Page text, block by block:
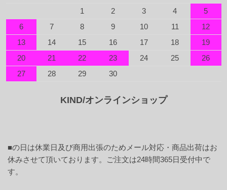
1
2 3 4
5
6
7 8 9 10 11
12
13
14 15 16 17 18
19
20
21 22 23 24 25
26
27
28 29 30
KIND/オンラインショップ
■の日は休業日及び商用出張のためメール対応・商品出荷はお
休みさせて頂いております。ご注文は24時間365日受付中で
す。